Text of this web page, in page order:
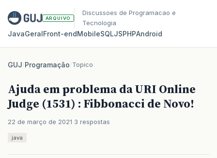
ARQUIVO
Discussoes de Programacao e
Tecnologia
JavaGeralFront‑endMobileSQLJSPHPAndroid
GUJ/Programação/Topico
Ajuda em problema da URI Online
Judge (1531) : Fibbonacci de Novo!
22 de março de 2021 3 respostas
java